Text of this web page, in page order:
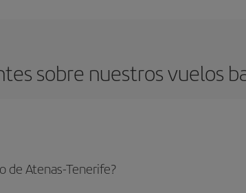
sobre nuestros vuelos
de Atenas-Tenerife?